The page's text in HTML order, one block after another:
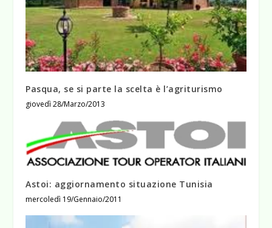
Pasqua, se si parte la scelta è l’agriturismo
giovedì 28/Marzo/2013
Astoi: aggiornamento situazione Tunisia
mercoledì 19/Gennaio/2011